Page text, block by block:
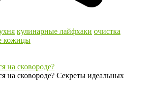
кулинарные лайфхаки очистка
кожицы
на сковороде?
на сковороде? Секреты идеальных